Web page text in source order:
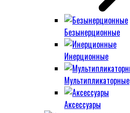
Безынерционные
Инерционные
Мультипликаторные
Аксессуары